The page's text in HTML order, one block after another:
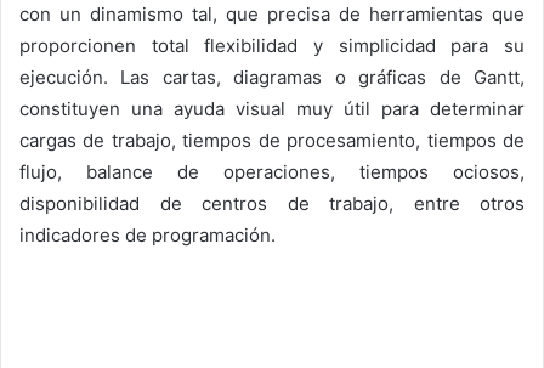
con un dinamismo tal, que precisa de herramientas que
proporcionen total flexibilidad y simplicidad para su
ejecución. Las cartas, diagramas o gráficas de Gantt,
constituyen una ayuda visual muy útil para determinar
cargas de trabajo, tiempos de procesamiento, tiempos de
flujo, balance de operaciones, tiempos ociosos,
disponibilidad de centros de trabajo, entre otros
indicadores de programación.